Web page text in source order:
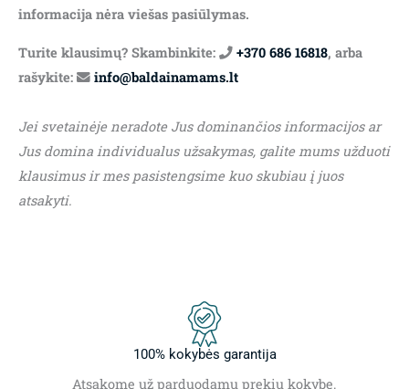
informacija nėra viešas pasiūlymas.
Turite klausimų? Skambinkite: +370 686 16818, arba
rašykite:
info@baldainamams.lt
Jei svetainėje neradote Jus dominančios informacijos ar
Jus domina individualus užsakymas, galite mums užduoti
klausimus ir mes pasistengsime kuo skubiau į juos
atsakyti.
100% kokybės garantija
Atsakome už parduodamų prekių kokybę.